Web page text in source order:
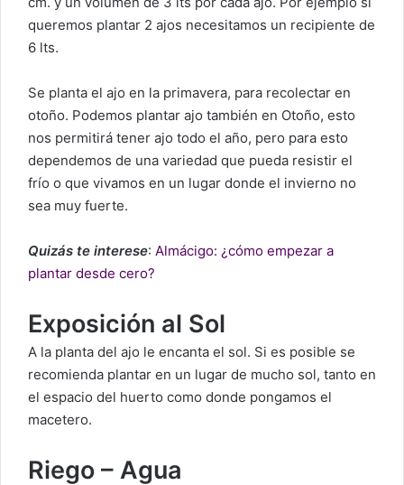
queremos plantar 2 ajos necesitamos un recipiente de
6 lts.
Se planta el ajo en la primavera, para recolectar en
otoño. Podemos plantar ajo también en Otoño, esto
nos permitirá tener ajo todo el año, pero para esto
dependemos de una variedad que pueda resistir el
frío o que vivamos en un lugar donde el invierno no
sea muy fuerte.
Quizás te interese: Almácigo: ¿cómo empezar a
plantar desde cero?
Exposición al Sol
A la planta del ajo le encanta el sol. Si es posible se
recomienda plantar en un lugar de mucho sol, tanto en
el espacio del huerto como donde pongamos el
macetero.
Riego – Agua